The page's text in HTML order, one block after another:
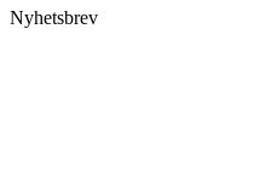
Nyhetsbrev